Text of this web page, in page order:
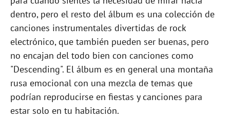
dentro, pero el resto del álbum es una colección de
canciones instrumentales divertidas de rock
electrónico, que también pueden ser buenas, pero
no encajan del todo bien con canciones como
"Descending". El álbum es en general una montaña
rusa emocional con una mezcla de temas que
podrían reproducirse en fiestas y canciones para
estar solo en tu habitación.